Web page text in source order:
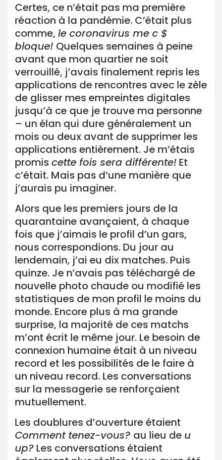
Certes, ce n’était pas ma première
réaction à la pandémie. C’était plus
comme, le coronavirus me c $
bloque! Quelques semaines à peine
avant que mon quartier ne soit
verrouillé, j’avais finalement repris les
applications de rencontres avec le zèle
de glisser mes empreintes digitales
jusqu’à ce que je trouve ma personne
– un élan qui dure généralement un
mois ou deux avant de supprimer les
applications entièrement. Je m’étais
promis cette fois sera différente! Et
c’était. Mais pas d’une manière que
j’aurais pu imaginer.
Alors que les premiers jours de la
quarantaine avançaient, à chaque
fois que j’aimais le profil d’un gars,
nous correspondions. Du jour au
lendemain, j’ai eu dix matches. Puis
quinze. Je n’avais pas téléchargé de
nouvelle photo chaude ou modifié les
statistiques de mon profil le moins du
monde. Encore plus à ma grande
surprise, la majorité de ces matchs
m’ont écrit le même jour. Le besoin de
connexion humaine était à un niveau
record et les possibilités de le faire à
un niveau record. Les conversations
sur la messagerie se renforçaient
mutuellement.
Les doublures d’ouverture étaient
Comment tenez-vous? au lieu de u
up? Les conversations étaient